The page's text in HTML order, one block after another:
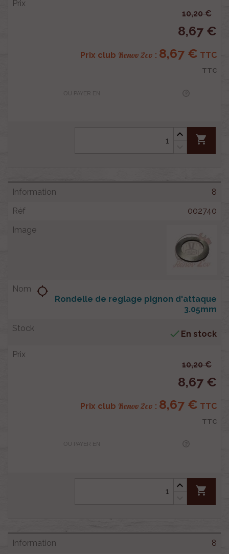
10,20 €
8,67 €
Prix club Renov 2cv : 8,67 € TTC
TTC
OU PAYER EN
shopping_cart
8
002740
Rondelle de reglage pignon d'attaque
3.05mm
location_searching
 En stock
10,20 €
8,67 €
Prix club Renov 2cv : 8,67 € TTC
TTC
OU PAYER EN
shopping_cart
8